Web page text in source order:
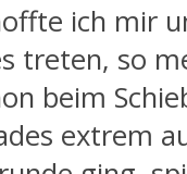
ich mir
treten, so
beim
extrem